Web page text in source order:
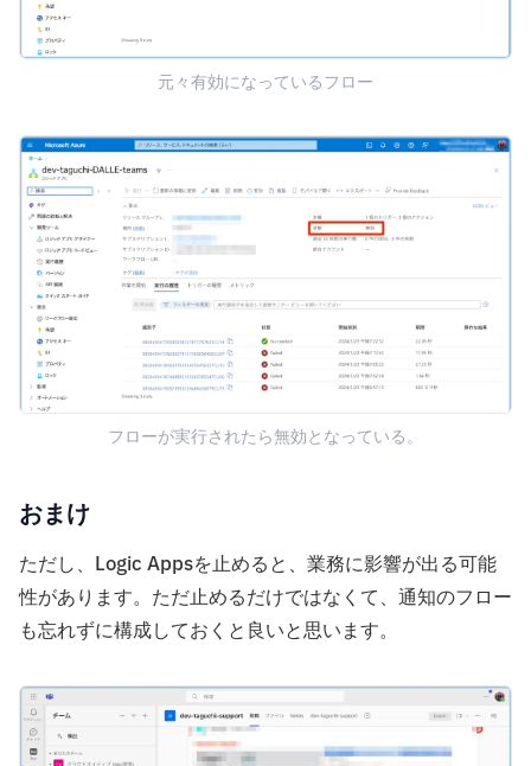
元々有効になっているフロー
フローが実行されたら無効となっている。
おまけ
ただし、Logic Appsを止めると、業務に影響が出る可能
性があります。ただ止めるだけではなくて、通知のフロー
も忘れずに構成しておくと良いと思います。